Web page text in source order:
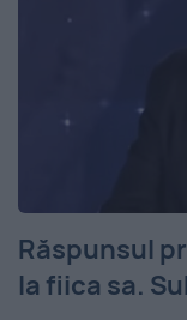
Răspunsul
la fiica sa.